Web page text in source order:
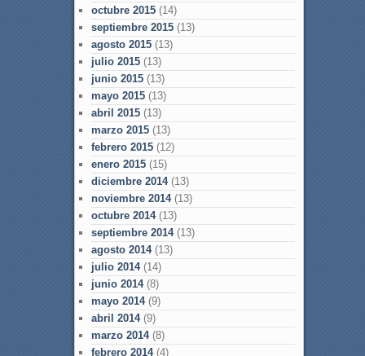
octubre 2015(14)
septiembre 2015(13)
agosto 2015(13)
julio 2015(13)
junio 2015(13)
mayo 2015(13)
abril 2015(13)
marzo 2015(13)
febrero 2015(12)
enero 2015(15)
diciembre 2014(13)
noviembre 2014(13)
octubre 2014(13)
septiembre 2014(13)
agosto 2014(13)
julio 2014(14)
junio 2014(8)
mayo 2014(9)
abril 2014(9)
marzo 2014(8)
febrero 2014(4)